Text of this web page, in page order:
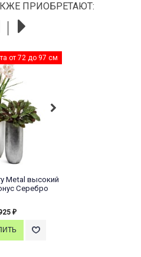
ПРИОБРЕТАЮТ:
от 72 до 97 см
Metal высокий
Серебро
₽